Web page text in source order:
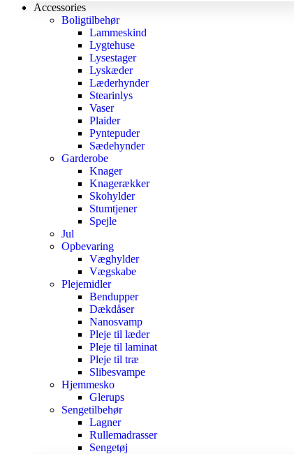
Accessories
Boligtilbehør
Lammeskind
Lygtehuse
Lysestager
Lyskæder
Læderhynder
Stearinlys
Vaser
Plaider
Pyntepuder
Sædehynder
Garderobe
Knager
Knagerækker
Skohylder
Stumtjener
Spejle
Jul
Opbevaring
Væghylder
Vægskabe
Plejemidler
Bendupper
Dækdåser
Nanosvamp
Pleje til læder
Pleje til laminat
Pleje til træ
Slibesvampe
Hjemmesko
Glerups
Sengetilbehør
Lagner
Rullemadrasser
Sengetøj